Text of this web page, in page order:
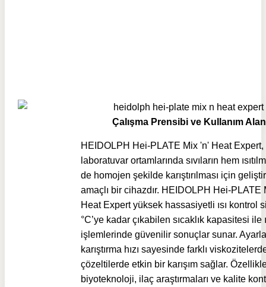
Çalışma Prensibi ve Kullanım
HEIDOLPH Hei-PLATE Mix 'n' Heat Expert,
laboratuvar ortamlarında sıvıların hem
de homojen şekilde karıştırılması için
amaçlı bir cihazdır. HEIDOLPH Hei-PLATE
Heat Expert yüksek hassasiyetli ısı kontrol
°C’ye kadar çıkabilen sıcaklık kapasitesi ile
işlemlerinde güvenilir sonuçlar sunar.
karıştırma hızı sayesinde farklı
çözeltilerde etkin bir karışım sağlar.
biyoteknoloji, ilaç araştırmaları ve kalite